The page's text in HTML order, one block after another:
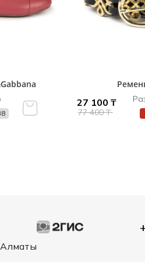
27 100 ₸
77 400 ₸
Алматы